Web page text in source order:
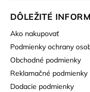
DÔLEŽITÉ
Ako nakupovať
Podmienky ochrany
Obchodné podmienky
Reklamačné podmienky
Dodacie podmienky